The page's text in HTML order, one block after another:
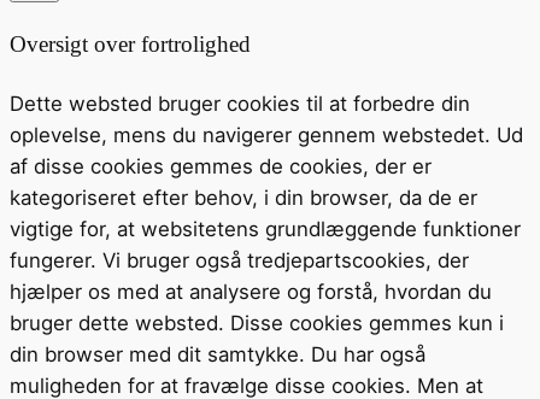
Oversigt over fortrolighed
Dette websted bruger cookies til at forbedre din
oplevelse, mens du navigerer gennem webstedet. Ud
af disse cookies gemmes de cookies, der er
kategoriseret efter behov, i din browser, da de er
vigtige for, at websitetens grundlæggende funktioner
fungerer. Vi bruger også tredjepartscookies, der
hjælper os med at analysere og forstå, hvordan du
bruger dette websted. Disse cookies gemmes kun i
din browser med dit samtykke. Du har også
muligheden for at fravælge disse cookies. Men at